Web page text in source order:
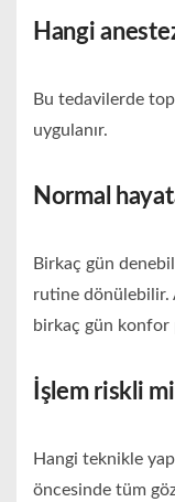
Hangi
Bu tedavilerde
uygulanır.
Normal
Birkaç gün
rutine dönülebilir.
birkaç gün
İşlem riskli
Hangi teknikle
öncesinde tüm